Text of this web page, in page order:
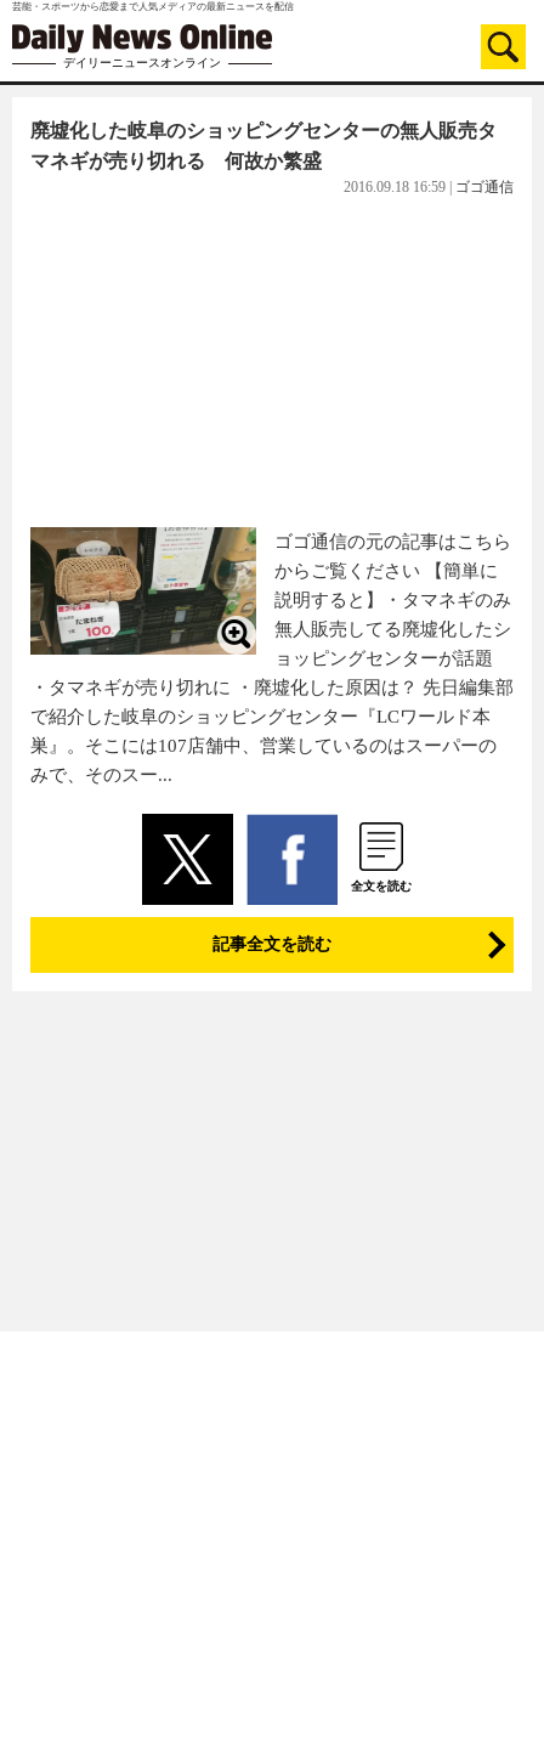
芸能・スポーツから恋愛まで人気メディアの最新ニュースを配信
デイリーニュースオンライン
廃墟化した岐阜のショッピングセンターの無人販売タ
マネギが売り切れる 何故か繁盛
2016.09.18 16:59 ゴゴ通信
ゴゴ通信の元の記事はこちら
からご覧ください 【簡単に
説明すると】・タマネギのみ
無人販売してる廃墟化したシ
ョッピングセンターが話題
・タマネギが売り切れに ・廃墟化した原因は？ 先日編集部
で紹介した岐阜のショッピングセンター『LCワールド本
巣』。そこには107店舗中、営業しているのはスーパーの
みで、そのスー...
全文を読む
記事全文を読む